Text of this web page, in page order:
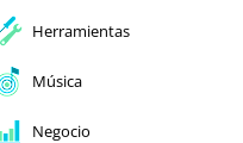
Herramientas
Música
Negocio